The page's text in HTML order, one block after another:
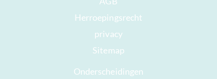
Herroepingsrecht
privacy
Sitemap
Onderscheidingen